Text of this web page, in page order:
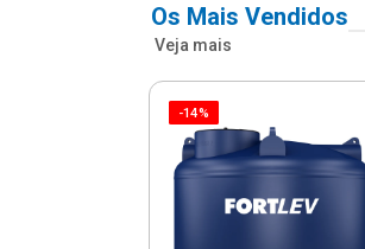
Os Mais Vendidos
Veja mais
-14%